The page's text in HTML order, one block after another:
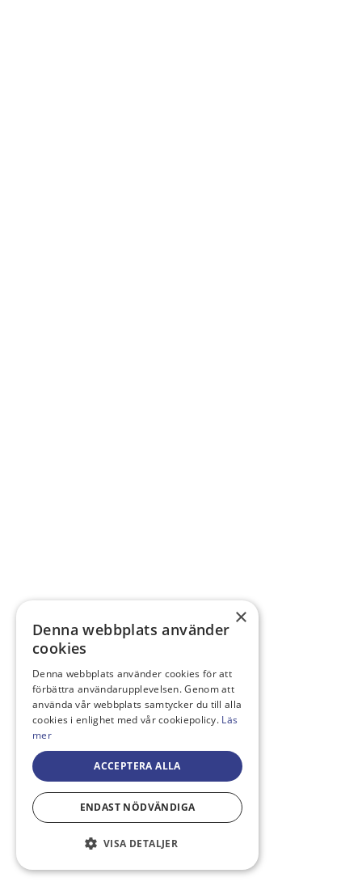
×
Denna webbplats använder
cookies
Denna webbplats använder cookies för att
förbättra användarupplevelsen. Genom att
använda vår webbplats samtycker du till alla
cookies i enlighet med vår cookiepolicy. Läs
mer
ACCEPTERA ALLA
ENDAST NÖDVÄNDIGA
VISA DETALJER